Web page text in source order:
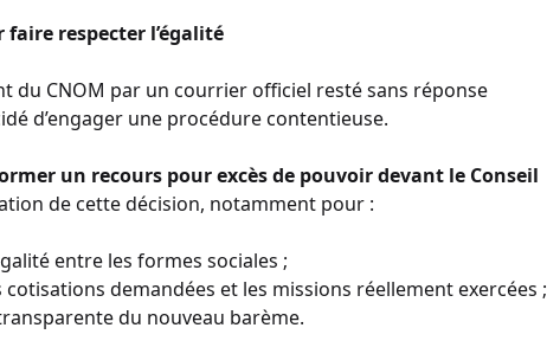
respecter l’égalité
du CNOM par un courrier officiel resté sans réponse
d’engager une procédure contentieuse.
un recours pour excès de pouvoir devant le Conseil
de cette décision, notamment pour :
entre les formes sociales ;
demandées et les missions réellement exercées ;
du nouveau barème.